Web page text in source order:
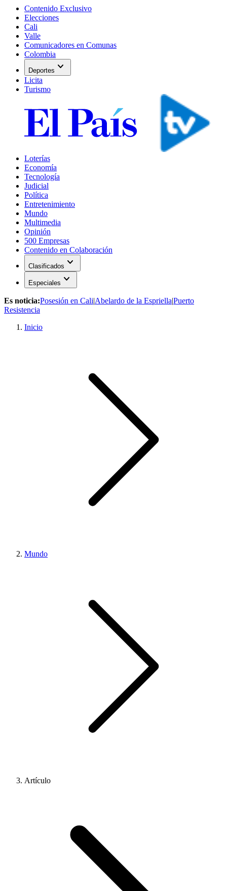
Contenido Exclusivo
Elecciones
Cali
Valle
Comunicadores en Comunas
Colombia
Deportes expand_more
Licita
Turismo
Loterías
Economía
Tecnología
Judicial
Política
Entretenimiento
Mundo
Multimedia
Opinión
500 Empresas
Contenido en Colaboración
Clasificados expand_more
Especiales expand_more
Es noticia:Posesión en Cali|Abelardo de la Espriella|Puerto
Resistencia
Inicio
Mundo
Artículo